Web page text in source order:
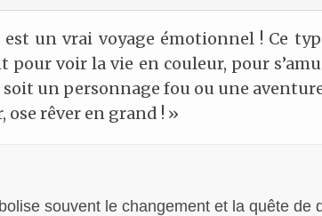
est un vrai voyage émotionnel ! Ce
voir la vie en couleur, pour
un personnage fou ou une
rêver en grand ! »
souvent le changement et la quête de